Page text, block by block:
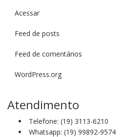
Acessar
Feed de posts
Feed de comentários
WordPress.org
Atendimento
Telefone: (19) 3113-6210
Whatsapp: (19) 99892-9574